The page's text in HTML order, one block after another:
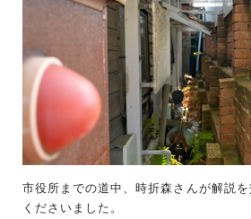
市役所までの道中、時折森さんが解説
くださいました。